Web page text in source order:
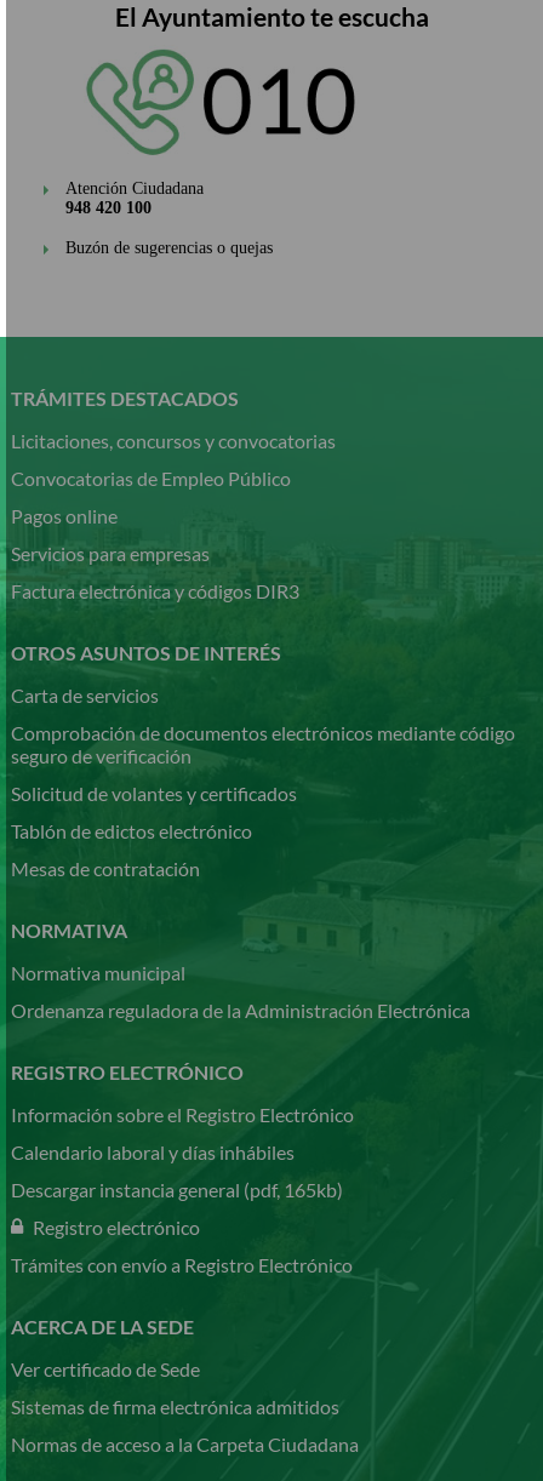
El Ayuntamiento te escucha
Atención Ciudadana
948 420 100
Buzón de sugerencias o quejas
contenido
TRÁMITES DESTACADOS
Licitaciones, concursos y convocatorias
Convocatorias de Empleo Público
Pagos online
Servicios para empresas
Factura electrónica y códigos DIR3
OTROS ASUNTOS DE INTERÉS
Carta de servicios
Comprobación de documentos electrónicos mediante código
seguro de verificación
Solicitud de volantes y certificados
Tablón de edictos electrónico
Mesas de contratación
NORMATIVA
Normativa municipal
Ordenanza reguladora de la Administración Electrónica
REGISTRO ELECTRÓNICO
Información sobre el Registro Electrónico
Calendario laboral y días inhábiles
Descargar instancia general (pdf, 165kb)
Registro electrónico
Trámites con envío a Registro Electrónico
ACERCA DE LA SEDE
Ver certificado de Sede
Sistemas de firma electrónica admitidos
Normas de acceso a la Carpeta Ciudadana